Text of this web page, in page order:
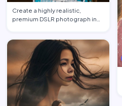
Create a highly realistic,
premium DSLR photograph in